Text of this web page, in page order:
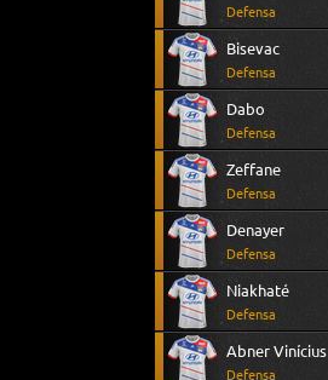
Defensa
Bisevac
Defensa
Dabo
Defensa
Zeffane
Defensa
Denayer
Defensa
Niakhaté
Defensa
Abner Vinícius
Defensa